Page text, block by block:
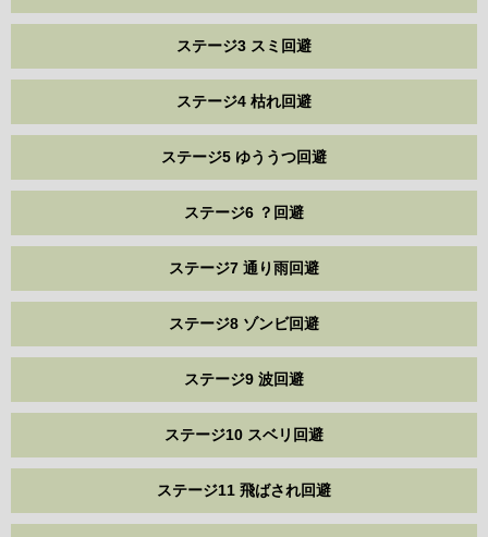
ステージ3 スミ回避
ステージ4 枯れ回避
ステージ5 ゆううつ回避
ステージ6 ？回避
ステージ7 通り雨回避
ステージ8 ゾンビ回避
ステージ9 波回避
ステージ10 スベリ回避
ステージ11 飛ばされ回避